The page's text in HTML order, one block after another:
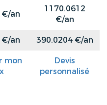
€/an
1170.0612
€/an
€/an 390.0204 €/an
mon
Devis
personnalisé